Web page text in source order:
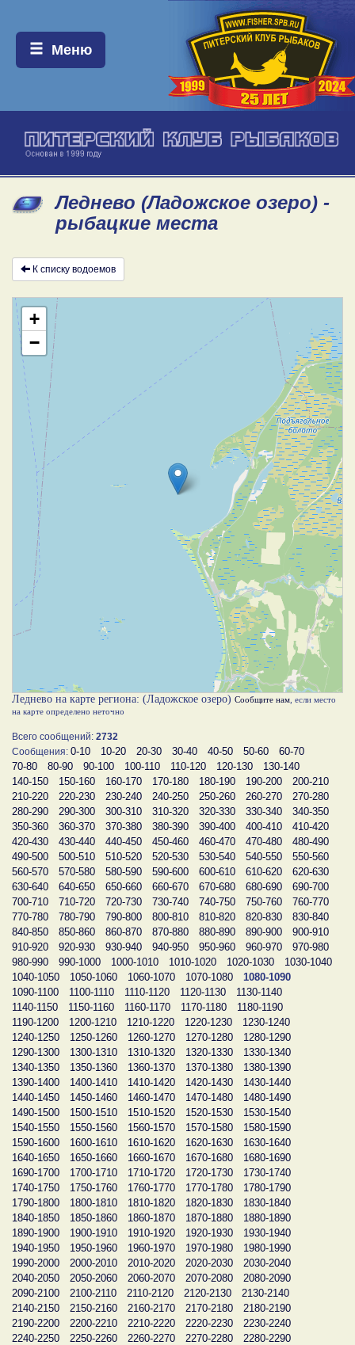
Меню:
Меню
Леднево (Ладожское озеро) -
рыбацкие места
К списку водоемов
+
−
Леднево на карте региона: (Ладожское озеро) Сообщите нам , если место
на карте определено неточно
Всего сообщений: 2732
Сообщения: 0-10 10-20 20-30 30-40 40-50 50-60
60-70
70-80
80-90 90-100 100-110 110-120 120-130
130-140
140-150
150-160 160-170 170-180 180-190 190-200
200-210
210-220
220-230 230-240 240-250 250-260 260-270
270-280
280-290
290-300 300-310 310-320 320-330 330-340
340-350
350-360
360-370 370-380 380-390 390-400 400-410
410-420
420-430
430-440 440-450 450-460 460-470 470-480
480-490
490-500
500-510 510-520 520-530 530-540 540-550
550-560
560-570
570-580 580-590 590-600 600-610 610-620
620-630
630-640
640-650 650-660 660-670 670-680 680-690
690-700
700-710
710-720 720-730 730-740 740-750 750-760
760-770
770-780
780-790 790-800 800-810 810-820 820-830
830-840
840-850
850-860 860-870 870-880 880-890 890-900
900-910
910-920
920-930 930-940 940-950 950-960 960-970
970-980
980-990
990-1000 1000-1010 1010-1020 1020-1030
1030-1040
1040-1050
1050-1060 1060-1070 1070-1080
1080-1090
1090-1100
1100-1110 1110-1120 1120-1130
1130-1140
1140-1150
1150-1160 1160-1170 1170-1180
1180-1190
1190-1200
1200-1210 1210-1220 1220-1230
1230-1240
1240-1250
1250-1260 1260-1270 1270-1280
1280-1290
1290-1300
1300-1310 1310-1320 1320-1330
1330-1340
1340-1350
1350-1360 1360-1370 1370-1380
1380-1390
1390-1400
1400-1410 1410-1420 1420-1430
1430-1440
1440-1450
1450-1460 1460-1470 1470-1480
1480-1490
1490-1500
1500-1510 1510-1520 1520-1530
1530-1540
1540-1550
1550-1560 1560-1570 1570-1580
1580-1590
1590-1600
1600-1610 1610-1620 1620-1630
1630-1640
1640-1650
1650-1660 1660-1670 1670-1680
1680-1690
1690-1700
1700-1710 1710-1720 1720-1730
1730-1740
1740-1750
1750-1760 1760-1770 1770-1780
1780-1790
1790-1800
1800-1810 1810-1820 1820-1830
1830-1840
1840-1850
1850-1860 1860-1870 1870-1880
1880-1890
1890-1900
1900-1910 1910-1920 1920-1930
1930-1940
1940-1950
1950-1960 1960-1970 1970-1980
1980-1990
1990-2000
2000-2010 2010-2020 2020-2030
2030-2040
2040-2050
2050-2060 2060-2070 2070-2080
2080-2090
2090-2100
2100-2110 2110-2120 2120-2130
2130-2140
2140-2150
2150-2160 2160-2170 2170-2180
2180-2190
2190-2200
2200-2210 2210-2220 2220-2230
2230-2240
2240-2250
2250-2260 2260-2270 2270-2280
2280-2290